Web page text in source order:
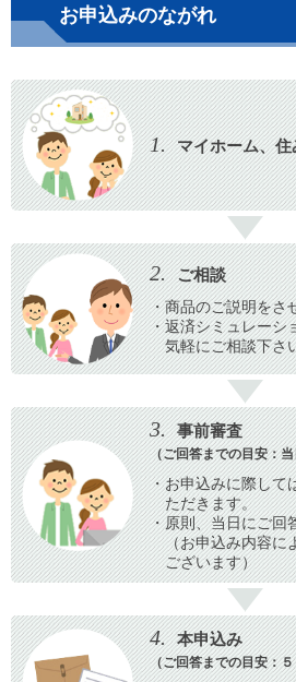
お申込みのながれ
1. マイホーム、
2. ご相談
・商品のご説明をさ
・返済シミュレーシ
気軽にご相談下さ
3. 事前審査
（ご回答までの目安：
・お申込みに際して
ただきます。
・原則、当日にご回
（お申込み内容に
ございます）
4. 本申込み
（ご回答までの目安：